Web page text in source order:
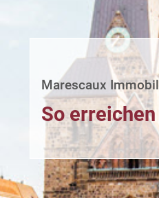
Marescaux
So